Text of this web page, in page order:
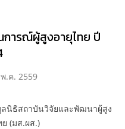
การณ์ผู้สูงอายุไทย ปี
.ค. 2559
นิธิสถาบันวิจัยและพัฒนาผู้สูง
ย (มส.ผส.)